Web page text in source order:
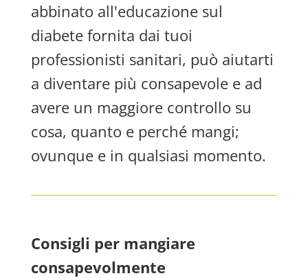
abbinato all'educazione sul
diabete fornita dai tuoi
professionisti sanitari, può aiutarti
a diventare più consapevole e ad
avere un maggiore controllo su
cosa, quanto e perché mangi;
ovunque e in qualsiasi momento.
Consigli per mangiare
consapevolmente